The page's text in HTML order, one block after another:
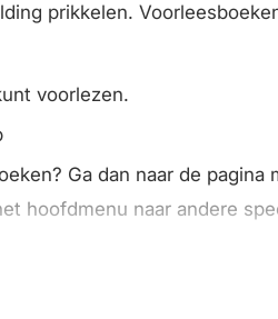
prikkelen.
voorlezen.
Ga dan naar de pagina
hoofdmenu naar andere